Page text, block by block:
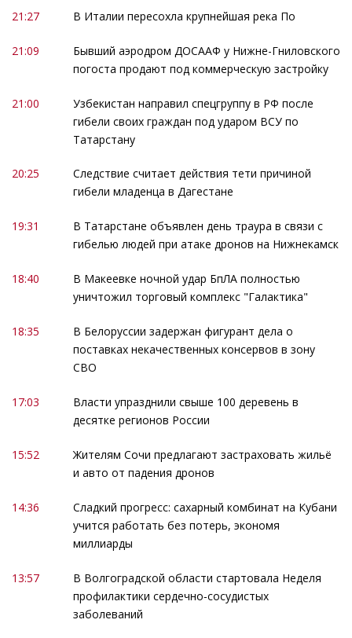
21:27 В Италии пересохла крупнейшая река По
21:09
Бывший аэродром ДОСААФ у Нижне-Гниловского
погоста продают под коммерческую застройку
21:00
Узбекистан направил спецгруппу в РФ после
гибели своих граждан под ударом ВСУ по
Татарстану
20:25
Следствие считает действия тети причиной
гибели младенца в Дагестане
19:31
В Татарстане объявлен день траура в связи с
гибелью людей при атаке дронов на Нижнекамск
18:40
В Макеевке ночной удар БпЛА полностью
уничтожил торговый комплекс "Галактика"
18:35
В Белоруссии задержан фигурант дела о
поставках некачественных консервов в зону
СВО
17:03
Власти упразднили свыше 100 деревень в
десятке регионов России
15:52
Жителям Сочи предлагают застраховать жильё
и авто от падения дронов
14:36
Сладкий прогресс: сахарный комбинат на Кубани
учится работать без потерь, экономя
миллиарды
13:57
В Волгоградской области стартовала Неделя
профилактики сердечно‑сосудистых
заболеваний